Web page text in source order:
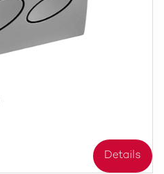
Details